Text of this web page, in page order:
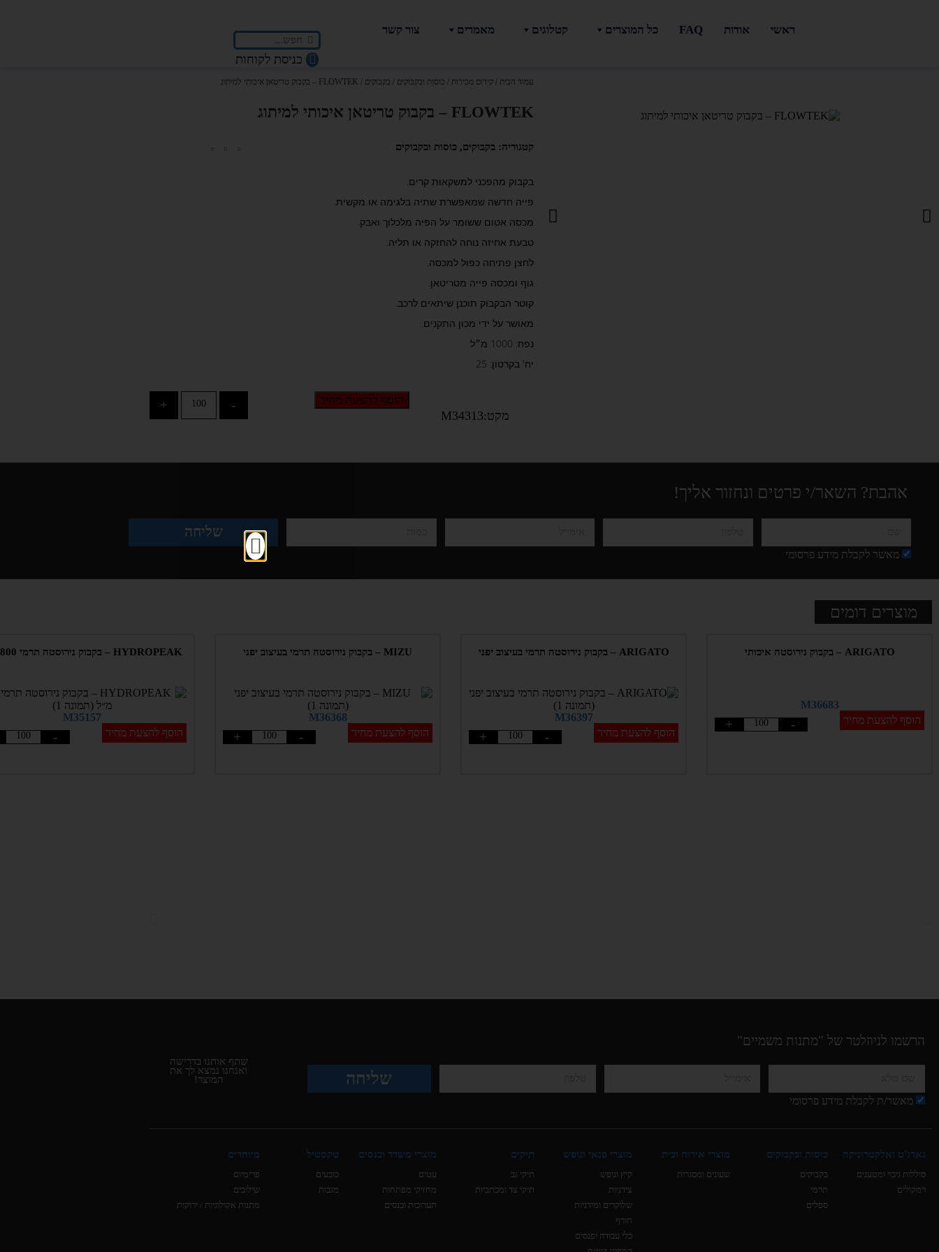
ראשי אודות FAQ כל המוצרים קטלוגים מאמרים צור קשר
כניסת לקוחות
עמוד הבית / קידום מכירות / כוסות ובקבוקים / בקבוקים / FLOWTEK – בקבוק טריטאן איכותי למיתוג
FLOWTEK – בקבוק טריטאן איכותי למיתוג
קטגוריה: בקבוקים, כוסות ובקבוקים
בקבוק מהפכני למשקאות קרים.
פייה חדשה שמאפשרת שתיה בלגימה או מקשית.
מכסה אטום ששומר על הפיה מלכלוך ואבק.
טבעת אחיזה נוחה להחזקה או תליה.
לחצן פתיחה כפול למכסה.
גוף ומכסה פייה מטריטאן.
קוטר הבקבוק תוכנן שיתאים לרכב.
מאושר על ידי מכון התקנים.
נפח: 1000 מ״ל
יח' בקרטון: 25
מקט:M34313
-
+ הוסף להצעת מחיר
אהבת? השאר/י פרטים ונחזור אליך!
מאשר לקבלת מידע פרסומי
שליחה
מוצרים דומים
ARIGATO – בקבוק נירוסטה איכותי
M36683
-
+ הוסף להצעת מחיר
ARIGATO – בקבוק נירוסטה תרמי בעיצוב יפני
M36397
-
+ הוסף להצעת מחיר
MIZU – בקבוק נירוסטה תרמי בעיצוב יפני
M36368
-
+ הוסף להצעת מחיר
HYDROPEAK – בקבוק נירוסטה תרמי 800 מ״ל
M35157
- הוסף להצעת מחיר
הרשמו לניוזלטר של "מתנות משמיים"
מאשר/ת לקבלת מידע פרסומי
שליחה
שתף אותנו בדרישה
ואנחנו נמצא לך את
המוצר!
גאדג'ט ואלקטרוניקה
סוללות גיבוי ומטענים
רמקולים
כוסות ובקבוקים
בקבוקים
תרמי
ספלים
מוצרי אירוח ובית
שעונים ומסגרות
מוצרי פנאי ונופש
קיץ ונופש
צידניות
שלוקרים ומידניות
חורף
כלי עבודה ופנסים
תיקים
תיקי גב
תיקי צד ומכתביות
מוצרי משרד וכנסים
עטים
מחזיקי מפתחות
תערוכות וכנסים
טקסטיל
כובעים
מגבות
מיוחדים
פרימיום
שילובים
מתנות אקולוגיות / ירוקות